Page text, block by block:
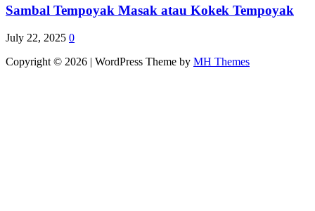
Sambal Tempoyak Masak atau Kokek Tempoyak
July 22, 2025 0
Copyright © 2026 | WordPress Theme by MH Themes